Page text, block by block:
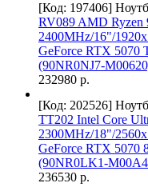
[Код: 197406]
RV089 AMD Ryzen
2400MHz/16"/
GeForce RTX 5070
(90NR0NJ7-
232980 р.
[Код: 202526]
TT202 Intel Core
2300MHz/18"/
GeForce RTX 5070
(90NR0LK1-
236530 р.